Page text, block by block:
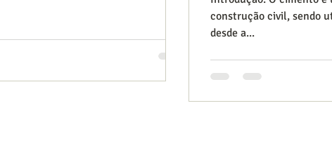
construção civil, sendo
desde a...